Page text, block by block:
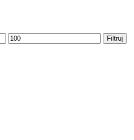
Cena
maks.
Filtruj